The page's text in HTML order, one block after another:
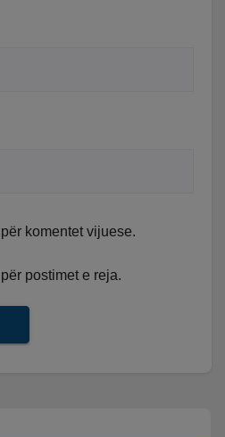
komentet vijuese.
postimet e reja.